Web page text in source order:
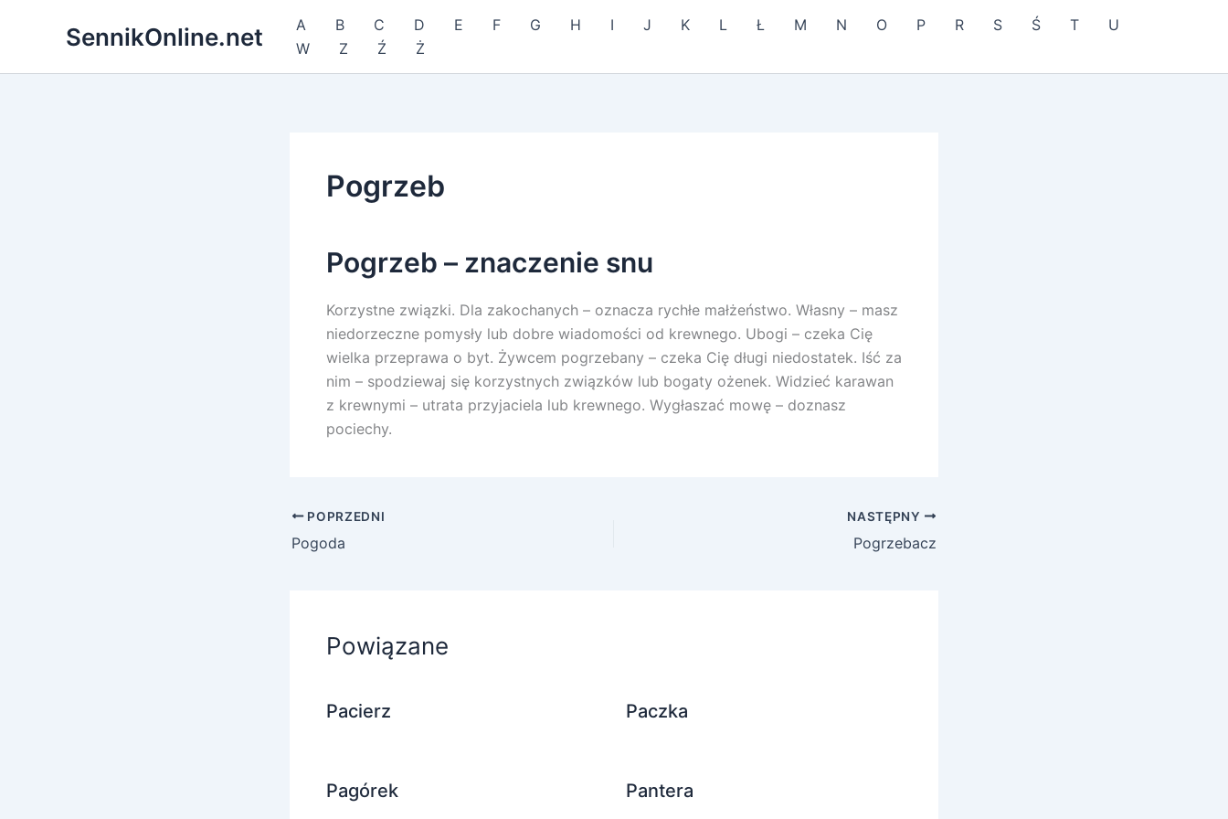
SennikOnline.net A B C D E F G H I J K L Ł M N O P R S Ś T
U
W
Z Ź Ż
Pogrzeb
Pogrzeb – znaczenie snu
Korzystne związki. Dla zakochanych – oznacza rychłe małżeństwo. Własny – masz
niedorzeczne pomysły lub dobre wiadomości od krewnego. Ubogi – czeka Cię
wielka przeprawa o byt. Żywcem pogrzebany – czeka Cię długi niedostatek. Iść za
nim – spodziewaj się korzystnych związków lub bogaty ożenek. Widzieć karawan
z krewnymi – utrata przyjaciela lub krewnego. Wygłaszać mowę – doznasz
pociechy.
POPRZEDNI
Pogoda
NASTĘPNY
Pogrzebacz
Powiązane
Pacierz Paczka
Pagórek Pantera